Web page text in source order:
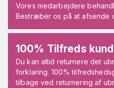
Vores medarbejdere
Bestræber os på at afsende
100% Tilfreds
Du kan altid returnere det
forklaring. 100%
tilbage ved returnering af